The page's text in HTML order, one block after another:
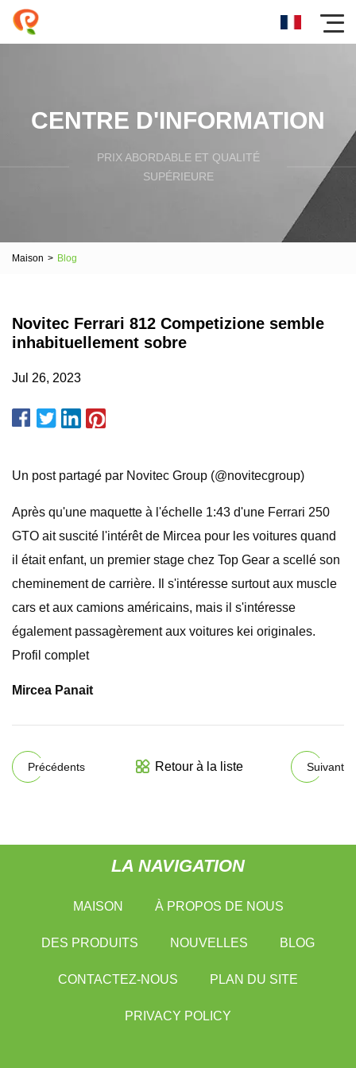
CENTRE D'INFORMATION
PRIX ​​ABORDABLE ET QUALITÉ
SUPÉRIEURE
Maison > Blog
Novitec Ferrari 812 Competizione semble
inhabituellement sobre
Jul 26, 2023
Un post partagé par Novitec Group (@novitecgroup)
Après qu'une maquette à l'échelle 1:43 d'une Ferrari 250
GTO ait suscité l'intérêt de Mircea pour les voitures quand
il était enfant, un premier stage chez Top Gear a scellé son
cheminement de carrière. Il s'intéresse surtout aux muscle
cars et aux camions américains, mais il s'intéresse
également passagèrement aux voitures kei originales.
Profil complet
Mircea Panait
Précédents Retour à la liste Suivant
LA NAVIGATION
MAISON À PROPOS DE NOUS
DES PRODUITS NOUVELLES BLOG
CONTACTEZ-NOUS PLAN DU SITE
PRIVACY POLICY